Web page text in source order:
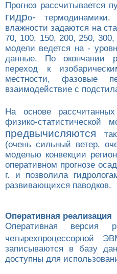
Прогноз рассчитывается
гидро- термодинамики.
влажности задаются на
70, 100, 150, 200, 250,
модели ведется на -
данные. По окончании
переход к
местности, фазовые
взаимодействие с
На основе
физико-статистической
предвычисляются
(очень сильный ветер,
моделью конвекции
оперативном прогнозе
г. и позволила
развивающихся паводков.
Оперативная реализация
Оперативная версия
четырехпроцессорной
записываются в базу
доступны для